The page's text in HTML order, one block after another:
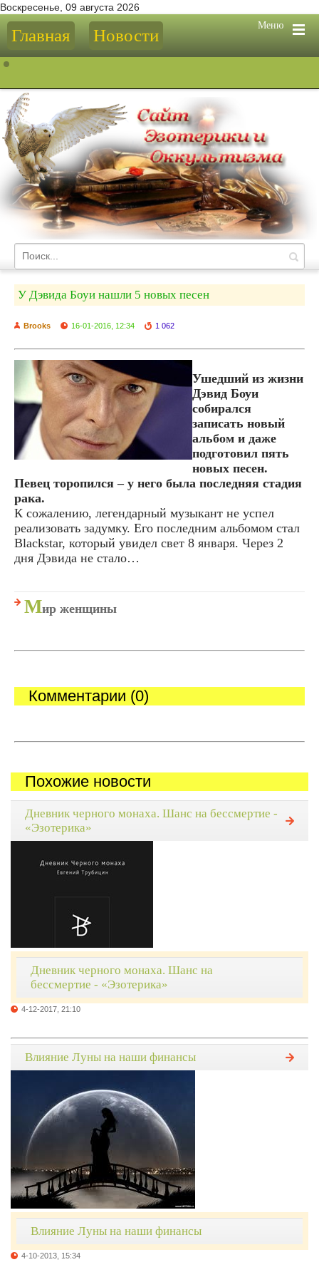
Воскресенье, 09 августа 2026
Меню
Главная Новости
У Дэвида Боуи нашли 5 новых песен
Brooks 16-01-2016, 12:34 1 062
Ушедший из жизни
Дэвид Боуи
собирался
записать новый
альбом и даже
подготовил пять
новых песен.
Певец торопился – у него была последняя стадия
рака.
К сожалению, легендарный музыкант не успел
реализовать задумку. Его последним альбомом стал
Blackstar, который увидел свет 8 января. Через 2
дня Дэвида не стало…
Мир женщины
Комментарии (0)
Похожие новости
Дневник черного монаха. Шанс на бессмертие -
«Эзотерика»
Дневник черного монаха. Шанс на
бессмертие - «Эзотерика»
4-12-2017, 21:10
Влияние Луны на наши финансы
Влияние Луны на наши финансы
4-10-2013, 15:34